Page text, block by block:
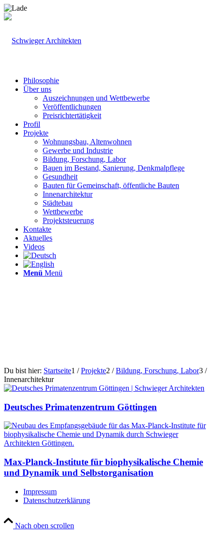
Philosophie
Über uns
Auszeichnungen und Wettbewerbe
Veröffentlichungen
Preisrichtertätigkeit
Profil
Projekte
Wohnungsbau, Altenwohnen
Gewerbe und Industrie
Bildung, Forschung, Labor
Bauen im Bestand, Sanierung, Denkmalpflege
Gesundheit
Bauten für Gemeinschaft, öffentliche Bauten
Innenarchitektur
Städtebau
Wettbewerbe
Projektsteuerung
Kontakte
Aktuelles
Videos
Menü Menü
Du bist hier: Startseite1 / Projekte2 / Bildung, Forschung, Labor3 /
Innenarchitektur
Deutsches Primatenzentrum Göttingen
Max-Planck-Institute für biophysikalische Chemie
und Dynamik und Selbstorganisation
Impressum
Datenschutzerklärung
Nach oben scrollen